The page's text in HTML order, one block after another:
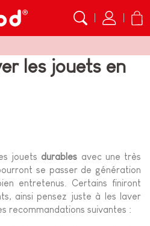
les jouets en
jouets durables avec une très
se passer de génération
entretenus. Certains finiront
ainsi pensez juste à les laver
recommandations suivantes :